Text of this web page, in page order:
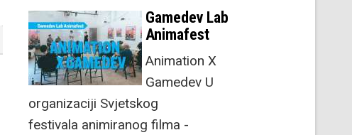
Gamedev Lab
Animafest
Animation X
Gamedev U
organizaciji Svjetskog
festivala animiranog filma -